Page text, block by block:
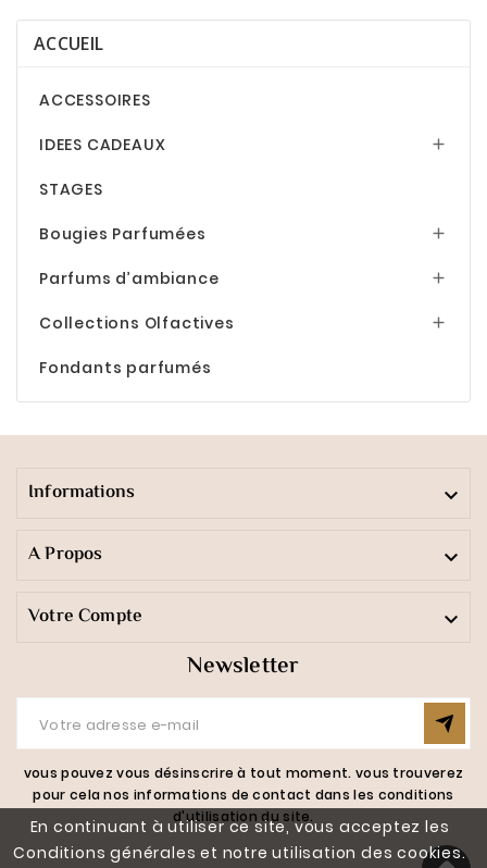
En continuant à utiliser ce site, vous acceptez les
Conditions générales et notre utilisation des cookies.
ACCUEIL
ACCESSOIRES
IDEES CADEAUX 
STAGES
Bougies Parfumées 
Parfums d’ambiance 
Collections Olfactives 
Fondants parfumés
Informations 
A Propos 
Votre Compte 
Newsletter
vous pouvez vous désinscrire à tout moment. vous trouverez
pour cela nos informations de contact dans les conditions
d'utilisation du site.